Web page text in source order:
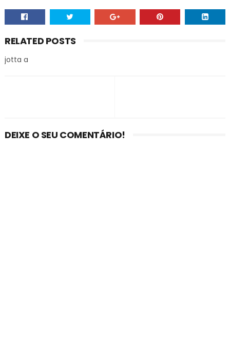
RELATED POSTS
jotta a
DEIXE O SEU COMENTÁRIO!